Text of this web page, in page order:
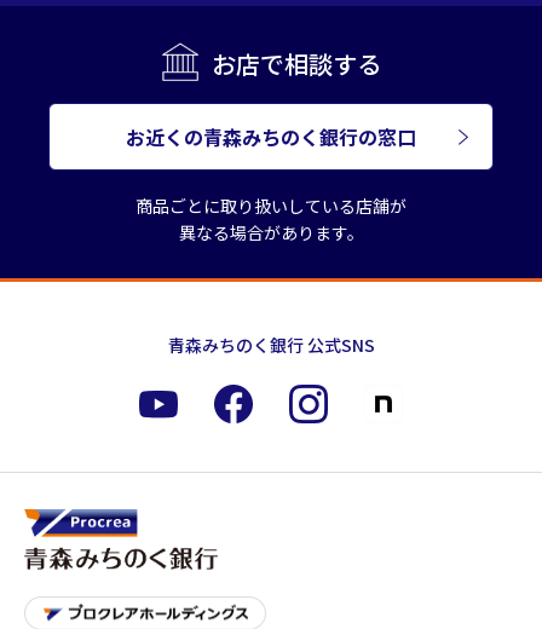
お店で相談する
お近くの青森みちのく銀行の窓口
商品ごとに取り扱いしている店舗が
異なる場合があります。
青森みちのく銀行 公式SNS